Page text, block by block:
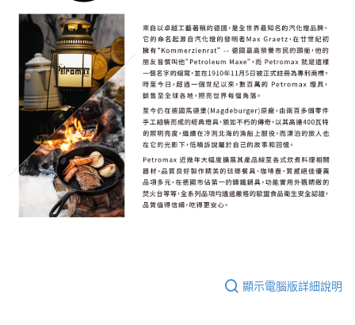
顯示電腦版詳細說明